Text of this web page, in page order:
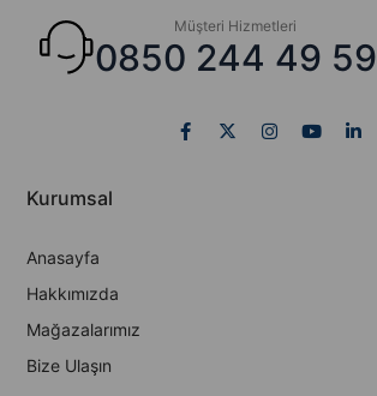
Müşteri Hizmetleri
0850 244 49 59
Kurumsal
Anasayfa
Hakkımızda
Mağazalarımız
Bize Ulaşın